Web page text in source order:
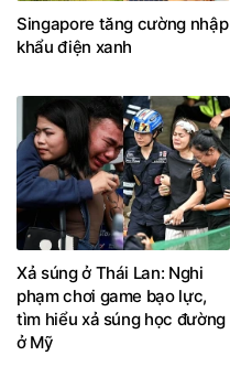
Singapore tăng cường nhập
khẩu điện xanh
Xả súng ở Thái Lan: Nghi
phạm chơi game bạo lực,
tìm hiểu xả súng học đường
ở Mỹ